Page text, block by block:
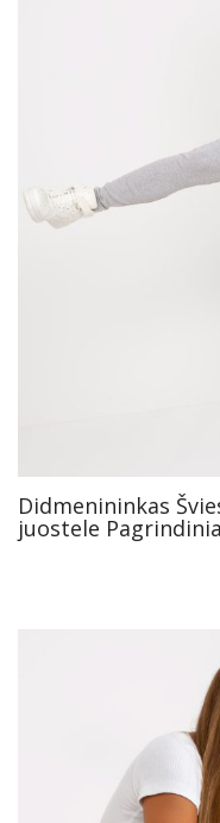
Didmenininkas
juostele